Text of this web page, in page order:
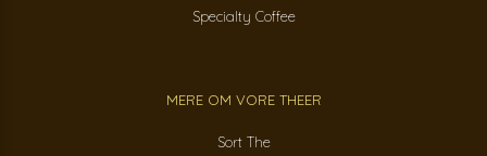
Specialty Coffee
MERE OM VORE THEER
Sort The